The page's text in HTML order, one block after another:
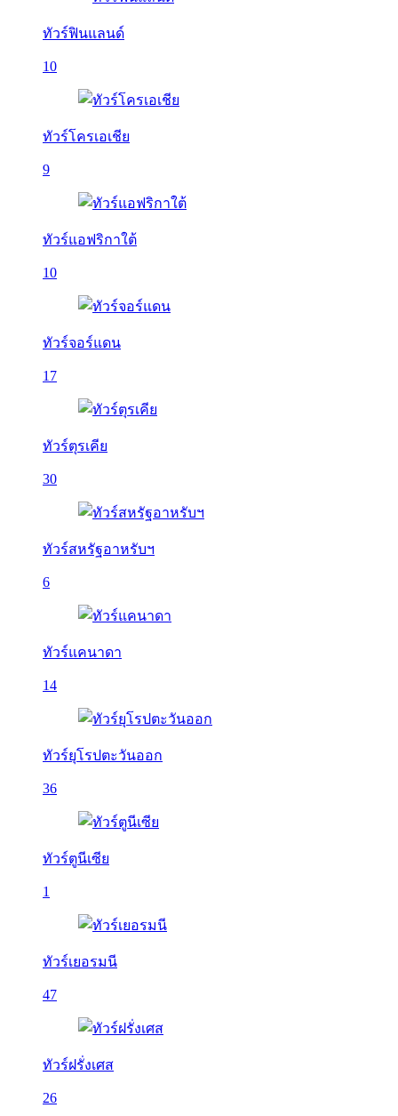
ทัวร์ฟินแลนด์
10
ทัวร์โครเอเชีย
9
ทัวร์แอฟริกาใต้
10
ทัวร์จอร์แดน
17
ทัวร์ตุรเคีย
30
ทัวร์สหรัฐอาหรับฯ
6
ทัวร์แคนาดา
14
ทัวร์ยุโรปตะวันออก
36
ทัวร์ตูนีเซีย
1
ทัวร์เยอรมนี
47
ทัวร์ฝรั่งเศส
26